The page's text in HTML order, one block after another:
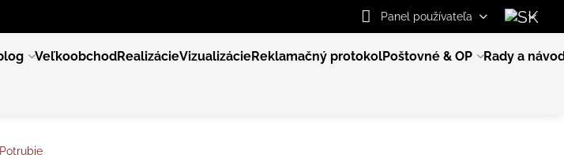
Panel používateľa
VeľkoobchodRealizácieVizualizácieReklamačný protokolPoštovné & OP Rady a